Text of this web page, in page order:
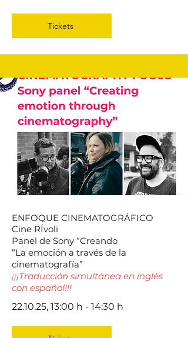
Tickets
ENFOQUE CINEMATOGRÁFICO
Cine RÍvoli
Panel de Sony “Creando
“La emoción a través de la
cinematografía”
¡¡¡Traducción simultánea en inglés
con español!!!
22.10.25, 13:00 h - 14:30 h